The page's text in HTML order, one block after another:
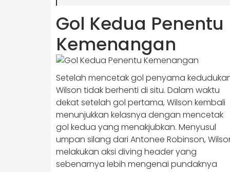
Gol Kedua Penentu
Kemenangan
Setelah mencetak gol penyama
Wilson tidak berhenti di situ. Dalam waktu
dekat setelah gol pertama, Wilson kembali
menunjukkan kelasnya dengan mencetak
gol kedua yang menakjubkan. Menyusul
umpan silang dari Antonee Robinson,
melakukan aksi diving header yang
sebenarnya lebih mengenai pundaknya